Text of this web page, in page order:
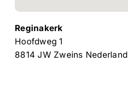
Reginakerk
Hoofdweg 1
8814 JW Zweins Nederland